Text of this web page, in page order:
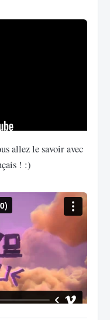
allez le savoir avec
! :)